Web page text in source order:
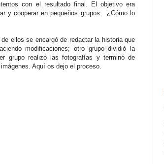
con el resultado final. El objetivo era
y cooperar en pequeños grupos. ¿Cómo lo
ellos se encargó de redactar la historia que
modificaciones; otro grupo dividió la
grupo realizó las fotografías y terminó de
Aquí os dejo el proceso.